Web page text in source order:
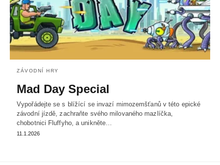
ZÁVODNÍ HRY
Mad Day Special
Vypořádejte se s blížící se invazí mimozemšťanů v této epické
závodní jízdě, zachraňte svého milovaného mazlíčka,
chobotnici Fluffyho, a unikněte…
11.1.2026